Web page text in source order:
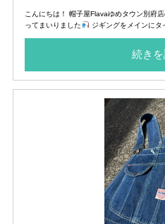
こんにちは！ 帽子屋Flavaゆめタウン別府
ってまいりました
ジギングをメインにタ
続き